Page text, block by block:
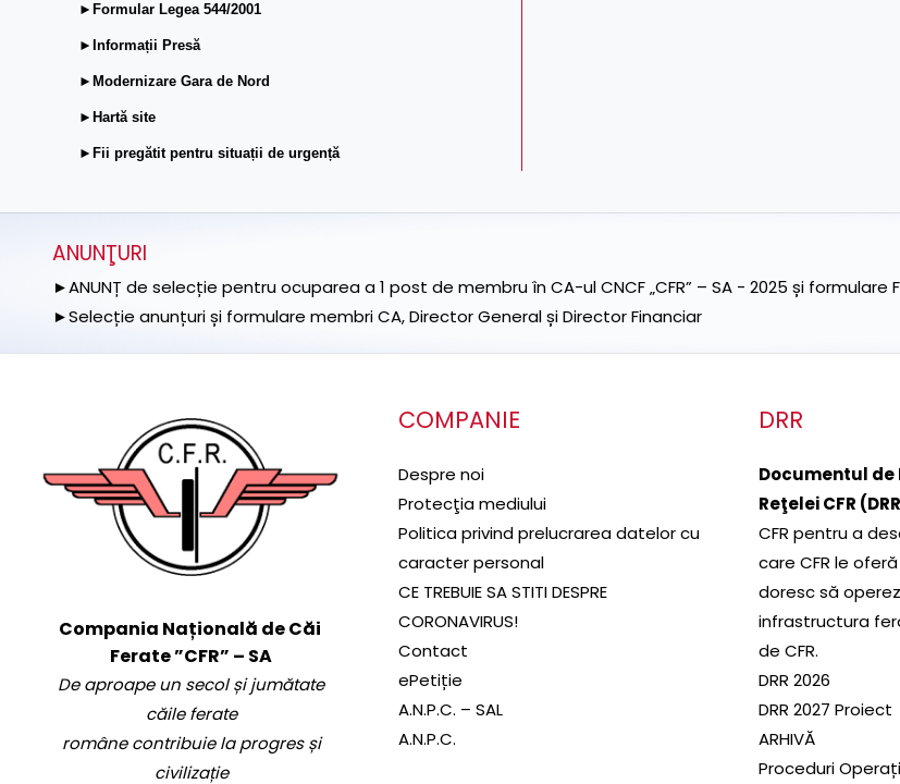
►Formular Legea 544/2001
►Informații Presă
►Modernizare Gara de Nord
►Hartă site
►Fii pregătit pentru situații de urgență
ANUNŢURI
►ANUNȚ de selecție pentru ocuparea a 1 post de membru în CA-ul CNCF „CFR” – SA - 2025 și formulare
►Selecție anunțuri și formulare membri CA, Director General și Director Financiar
Compania Națională de Căi
Ferate ”CFR” – SA
De aproape un secol și jumătate
căile ferate
române contribuie la progres și
civilizație
COMPANIE
Despre noi
Protecţia mediului
Politica privind prelucrarea datelor cu
caracter personal
CE TREBUIE SA STITI DESPRE
CORONAVIRUS!
Contact
ePetiție
A.N.P.C. – SAL
A.N.P.C.
DRR
Documentul de
Reţelei CFR
CFR pentru a
care CFR le
doresc să
infrastructura
de CFR.
DRR 2026
DRR 2027 Proiect
ARHIVĂ
Proceduri